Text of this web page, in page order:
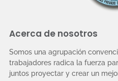
Acerca de nosotros
Somos una agrupación
trabajadores radica la fuerza
juntos proyectar y crear un